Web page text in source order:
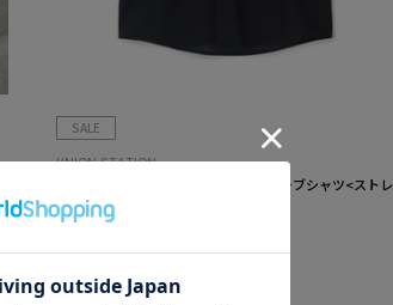
SALE
UNION STATION
ライトアムンゼンジャージハーフスリーブシャツ<ストレ
ッチ・ハンドウォッシャブル>
¥6,600 20%OFF